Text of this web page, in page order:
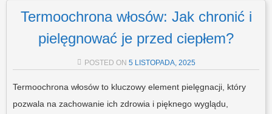
Termoochrona włosów: Jak chronić i
pielęgnować je przed ciepłem?
POSTED ON 5 LISTOPADA, 2025
Termoochrona włosów to kluczowy element pielęgnacji, który
pozwala na zachowanie ich zdrowia i pięknego wyglądu,